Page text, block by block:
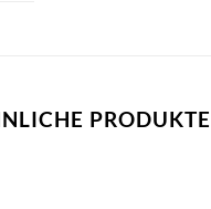
PRODUKTE